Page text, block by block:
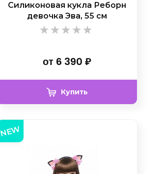
Силиконовая кукла Реборн
девочка Эва, 55 см
от6 390 ₽
Купить
NEW